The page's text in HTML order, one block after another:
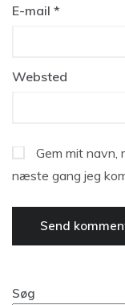
E-mail *
Websted
Gem mit navn,
næste gang jeg
Søg